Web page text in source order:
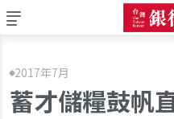
2017年7月
蓄才儲糧鼓帆